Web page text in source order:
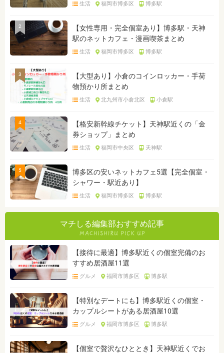
生活 福岡市博多区 博多駅
2
【女性専用・完全個室あり】博多駅・天神
駅のネットカフェ・漫画喫茶まとめ
生活 福岡市博多区 博多駅
3
【大型あり】小倉のコインロッカー・手荷
物預かり所まとめ
生活 北九州市小倉北区 小倉駅
4
【格安新幹線チケット】天神駅近くの「金
券ショップ」まとめ
生活 福岡市中央区 天神駅
5
博多区の安いネットカフェ5選【完全個室・
シャワー・駅近あり】
生活 福岡市博多区 博多駅
マチしる編集部おすすめ記事
【接待に最適】博多駅近くの個室完備のお
すすめ居酒屋11選
グルメ 福岡市博多区 博多駅
【特別なデートにも】博多駅近くの個室・
カップルシートがある居酒屋10選
グルメ 福岡市博多区 博多駅
【個室で贅沢なひととき】天神駅近くでお